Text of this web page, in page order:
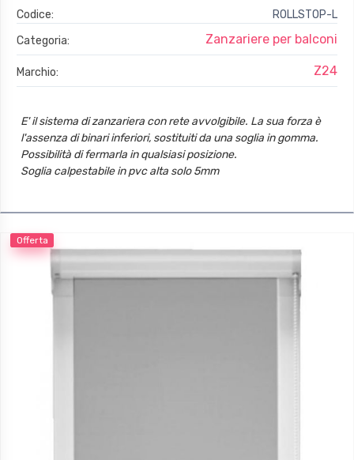
Codice:
ROLLSTOP-L
Categoria:
Zanzariere per balconi
Marchio: Z24
E' il sistema di zanzariera con rete avvolgibile. La sua forza è
l'assenza di binari inferiori, sostituiti da una soglia in gomma.
Possibilità di fermarla in qualsiasi posizione.
Soglia calpestabile in pvc alta solo 5mm
Offerta